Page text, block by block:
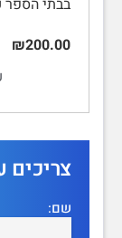
בבתי הספר
₪200.00
צריכים
שם: